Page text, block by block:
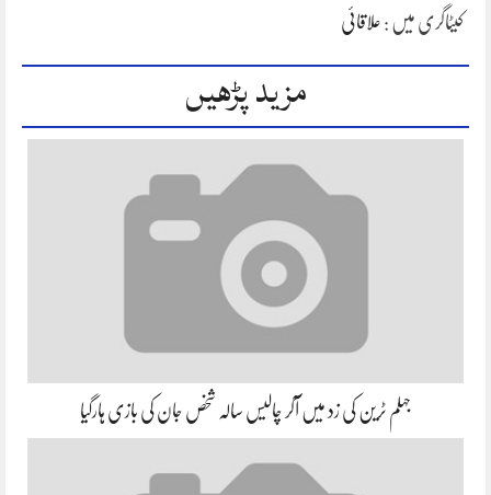
کیٹاگری میں : علاقائی
مزید پڑھیں
جہلم ٹرین کی زد میں آکر چالیس سالہ شخص جان کی بازی ہارگیا